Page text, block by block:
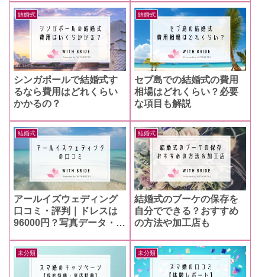
結婚式
シンガポールで結婚式す
るなら費用はどれくらい
かかるの？
結婚式
セブ島での結婚式の費用
相場はどれくらい？必要
な項目も解説
結婚式
アールイズウェディング
口コミ・評判｜ドレスは
96000円？写真データ・キ
結婚式
結婚式のブーケの保存を
自分でできる？おすすめ
の方法や加工店も
未分類 未分類